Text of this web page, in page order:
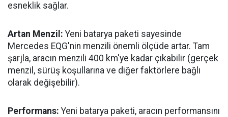
esneklik sağlar.
Artan Menzil: Yeni batarya paketi sayesinde
Mercedes EQG'nin menzili önemli ölçüde artar. Tam
şarjla, aracın menzili 400 km'ye kadar çıkabilir (gerçek
menzil, sürüş koşullarına ve diğer faktörlere bağlı
olarak değişebilir).
Performans: Yeni batarya paketi, aracın performansını